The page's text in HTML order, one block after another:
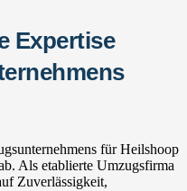
Expertise
für Heilshoop
Als etablierte Umzugsfirma
Zuverlässigkeit,